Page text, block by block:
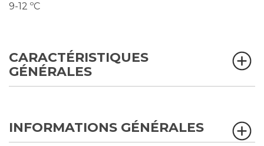
9-12 ºC
CARACTÉRISTIQUES
GÉNÉRALES
INFORMATIONS GÉNÉRALES